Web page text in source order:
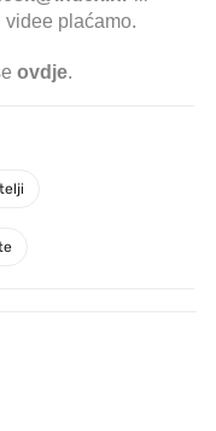
videe plaćamo.
ovdje.